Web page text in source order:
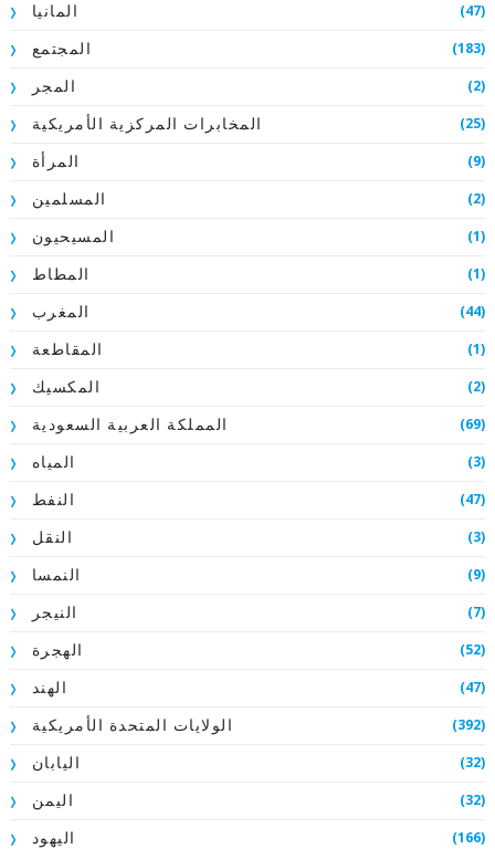
المانيا (47)
المجتمع (183)
المجر (2)
المخابرات المركزية الأمريكية (25)
المرأة (9)
المسلمين (2)
المسيحيون (1)
المطاط (1)
المغرب (44)
المقاطعة (1)
المكسيك (2)
المملكة العربية السعودية (69)
المياه (3)
النفط (47)
النقل (3)
النمسا (9)
النيجر (7)
الهجرة (52)
الهند (47)
الولايات المتحدة الأمريكية (392)
اليابان (32)
اليمن (32)
اليهود (166)